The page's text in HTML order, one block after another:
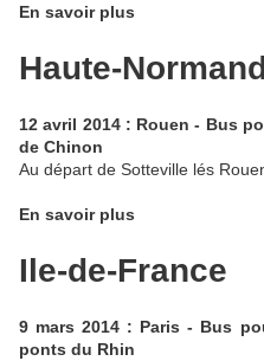
En savoir plus
Haute-
12 avril 2014 : Rouen - Bus
de Chinon
Au départ de Sotteville lés
En savoir plus
Ile-de-France
9 mars 2014 : Paris - Bus
ponts du Rhin